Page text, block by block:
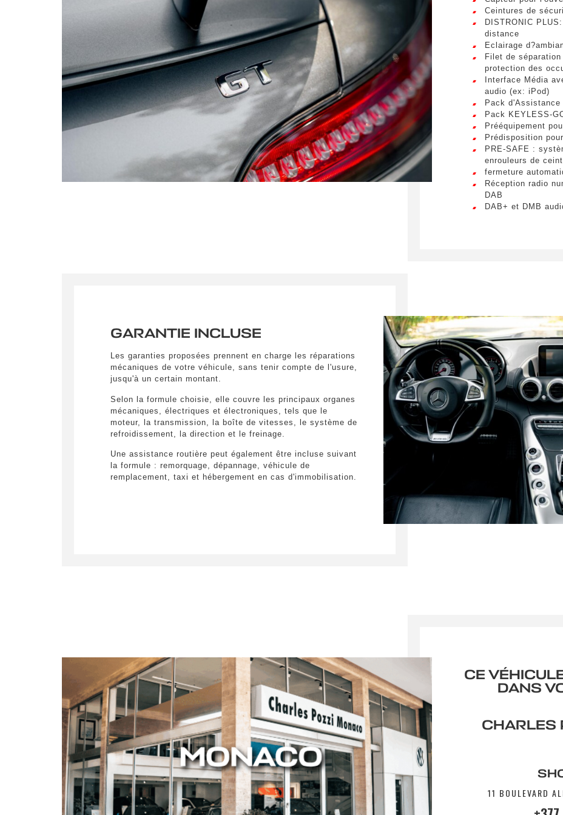
Votre message *
En soumettant ce formulaire, j'accepte que les informations saisies soient
à des fins de relation commerciale.
Envoyer
ultricies. Mauris et malesuada augue.
Ceintures de
DISTRONIC
distance
Eclairage
Filet de
protection des
Interface Média
audio (ex: iPod)
Pack
Pack KEYLESS-
Prééquipement
Prédisposition
PRE-SAFE :
enrouleurs de
fermeture
Réception radio
DAB
DAB+ et DMB
Télécommande
rétroviseur
Vitres latérales
foncée
GARANTIE INCLUSE
Les garanties proposées prennent en charge les réparations
mécaniques de votre véhicule, sans tenir compte de l'usure,
jusqu'à un certain montant.
Selon la formule choisie, elle couvre les principaux organes
mécaniques, électriques et électroniques, tels que le
moteur, la transmission, la boîte de vitesses, le système de
refroidissement, la direction et le freinage.
Une assistance routière peut également être incluse suivant
la formule : remorquage, dépannage, véhicule de
remplacement, taxi et hébergement en cas d'immobilisation.
CE
DANS
CHARLES
11 BOULEVARD